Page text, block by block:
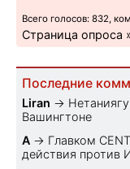
Всего голосов: 832,
Страница опроса
Последние
Liran →
Вашингтоне
A → Главком
действия против